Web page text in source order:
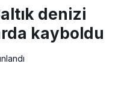
denizi
kayboldu